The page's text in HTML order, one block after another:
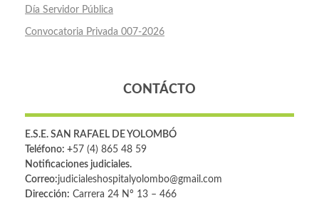
Día Servidor Pública
Convocatoria Privada 007-2026
CONTÁCTO
E.S.E. SAN RAFAEL DE YOLOMBÓ
Teléfono: +57 (4) 865 48 59
Notificaciones judiciales.
Correo:judicialeshospitalyolombo@gmail.com
Dirección: Carrera 24 Nº 13 – 466